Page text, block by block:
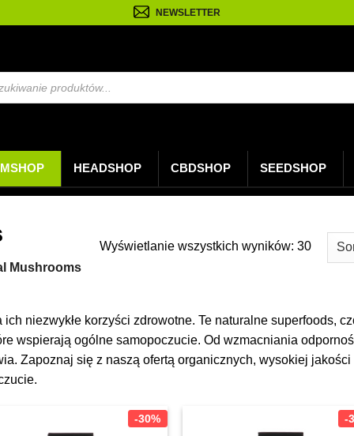
NEWSLETTER
HEADSHOP CBDSHOP SEEDSHOP
Mushrooms
Wyświetlanie wszystkich wyników: 30
według
niezwykłe korzyści zdrowotne. Te naturalne superfoods,
wspierają ogólne samopoczucie. Od wzmacniania
Zapoznaj się z naszą ofertą organicznych, wysokiej
-30% -